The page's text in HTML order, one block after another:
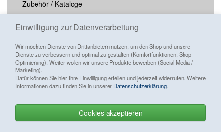
Einwilligung zur Datenverarbeitung
Wir möchten Dienste von Drittanbietern nutzen, um den Shop und unsere
Dienste zu verbessern und optimal zu gestalten (Komfortfunktionen, Shop-
Optimierung). Weiter wollen wir unsere Produkte bewerben (Social Media /
Marketing).
Dafür können Sie hier Ihre Einwilligung erteilen und jederzeit widerrufen. Weitere
Informationen dazu finden Sie in unserer Datenschutzerklärung
Cookies akzeptieren
Zubehör / Kataloge
Blocks / Kleinbogen
Alle Preise inkl. ges. MwSt./ zzgl.